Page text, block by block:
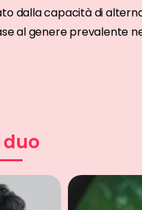
dalla capacità di
al genere prevalente